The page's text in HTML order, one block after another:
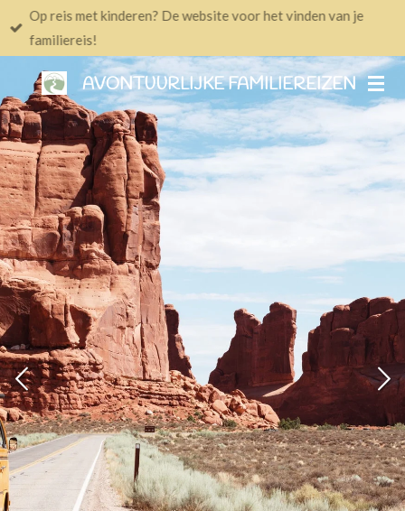
Ga
direct
de
hoofdinhoud
AVONTUURLIJKE FAMILIEREIZEN
Op reis met kinderen? De website voor het vinden van je
familiereis!